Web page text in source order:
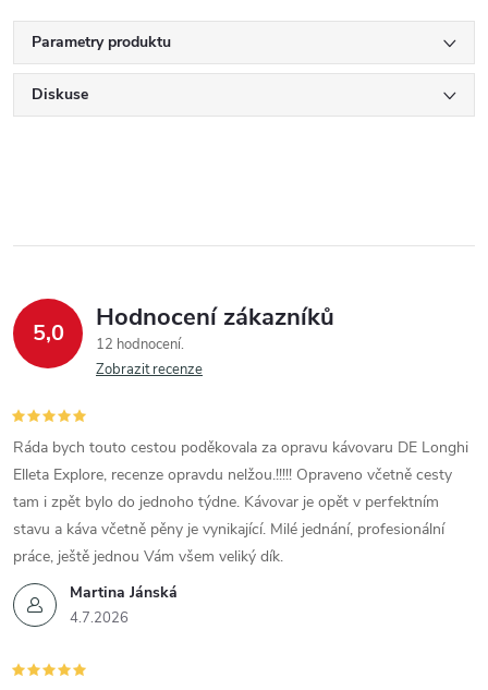
Parametry produktu
Diskuse
5,0 Hodnocení zákazníků
12 hodnocení
Zobrazit recenze
Martina Jánská
4.7.2026
Ráda bych touto cestou poděkovala za opravu kávovaru DE Longhi
Elleta Explore, recenze opravdu nelžou.!!!!! Opraveno včetně cesty
tam i zpět bylo do jednoho týdne. Kávovar je opět v perfektním
stavu a káva včetně pěny je vynikající. Milé jednání, profesionální
práce, ještě jednou Vám všem veliký dík.